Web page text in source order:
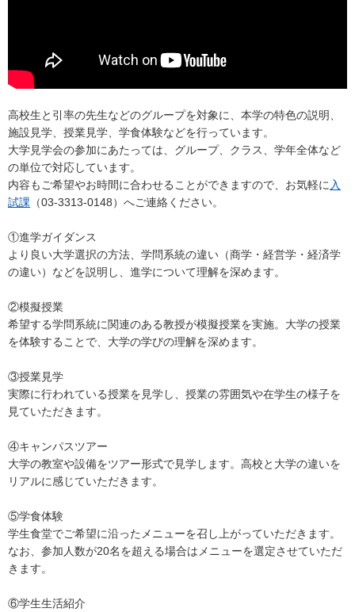
高校生と引率の先生などのグループを対象に、本学の特色の説明、
施設 見学、授業見学、学食体験などを行っています。
大学見学会の参加にあたっては、グループ、クラス、学年全体など
の単位で対応しています。
内容もご希望やお時間に合わせることができますので、お気軽に 入
試課 （03-3313-0148）へご連絡ください。
①進学ガイダンス
より良い大学選択の方法、学問系統の違い（商学・経営学・経済学
の違い）などを説明し、進学について理解を深めます。
②模擬授業
希望する学問系統に関連のある教授が模擬授業を実施。大学の授業
を体験することで、大学の学びの理解を深めます。
③授業見学
実際に行われている授業を見学し、授業の雰囲気や在学生の様子を
見ていただきます。
④キャンパスツアー
大学の教室や設備をツアー形式で見学します。高校と大学の違いを
リアルに感じていただきます。
⑤学食体験
学生食堂でご希望に沿ったメニューを召し上がっていただきます。
なお、参加人数が20名を超える場合はメニューを選定させていただ
きます。
⑥学生生活紹介